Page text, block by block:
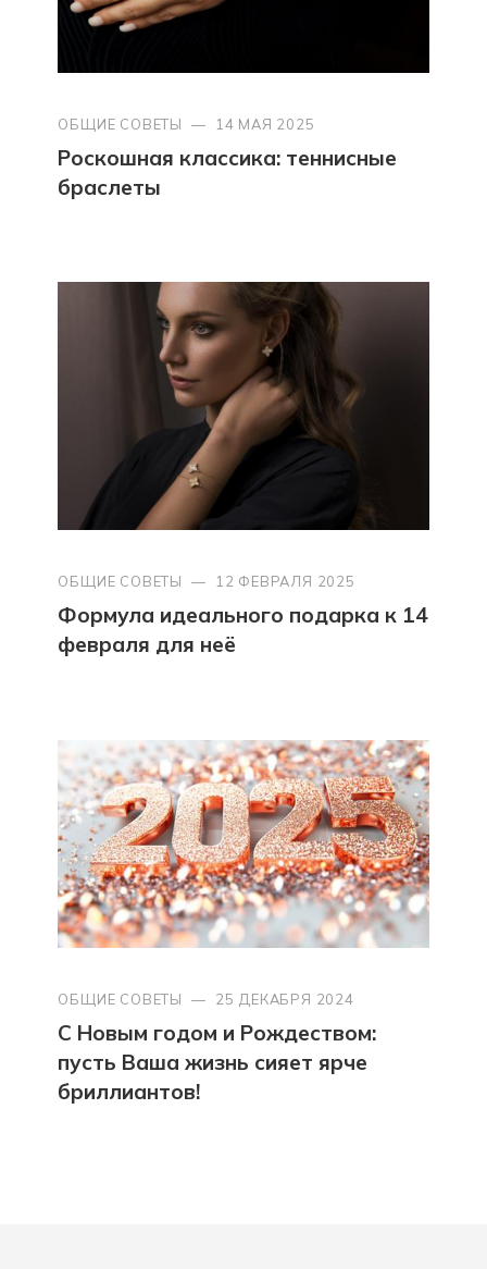
ОБЩИЕ СОВЕТЫ — 14 МАЯ 2025
Роскошная классика: теннисные
браслеты
ОБЩИЕ СОВЕТЫ — 12 ФЕВРАЛЯ 2025
Формула идеального подарка к 14
февраля для неё
ОБЩИЕ СОВЕТЫ — 25 ДЕКАБРЯ 2024
С Новым годом и Рождеством:
пусть Ваша жизнь сияет ярче
бриллиантов!